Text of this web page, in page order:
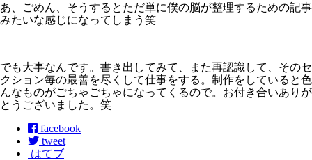
あ、ごめん、そうするとただ単に僕の脳が整理するための記事
みたいな感じになってしまう笑
でも大事なんです。書き出してみて、また再認識して、そのセ
クション毎の最善を尽くして仕事をする。制作をしていると色
んなものがごちゃごちゃになってくるので。お付き合いありが
とうございました。笑
facebook
tweet
はてブ